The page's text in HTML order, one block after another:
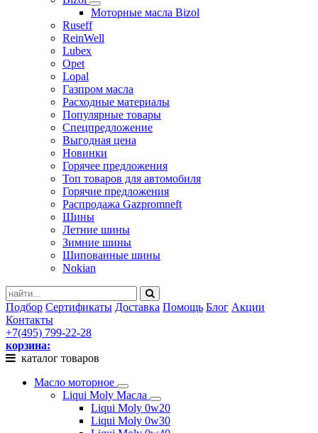
Моторные масла Bizol
Ruseff
ReinWell
Lubex
Opet
Lopal
Газпром масла
Расходные материалы
Популярные товары
Спецпредложение
Выгодная цена
Новинки
Горячее предложения
Топ товаров для автомобиля
Горячие предложения
Распродажа Gazpromneft
Шины
Летние шины
Зимние шины
Шипованные шины
Nokian
Подбор Сертификаты Доставка Помощь Блог Акции
Контакты
+7(495) 799-22-28
корзина:
каталог товаров
Масло моторное
Liqui Moly Масла
Liqui Moly 0w20
Liqui Moly 0w30